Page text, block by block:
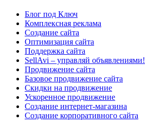
Блог под Ключ
Комплексная реклама
Создание сайта
Оптимизация сайта
Поддержка сайта
SellAvi – управляй объявлениями!
Продвижение сайта
Базовое продвижение сайта
Скидки на продвижение
Ускоренное продвижение
Создание интернет-магазина
Создание корпоративного сайта